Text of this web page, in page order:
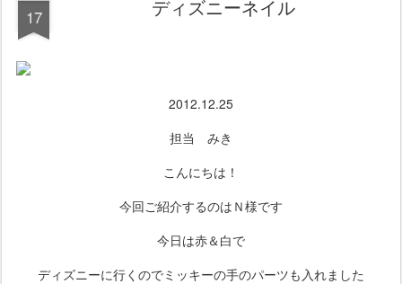
17 ディズニーネイル
2012.12.25
担当 みき
こんにちは！
今回ご紹介するのはＮ様です
今日は赤＆白で
ディズニーに行くのでミッキーの手のパーツも入れました